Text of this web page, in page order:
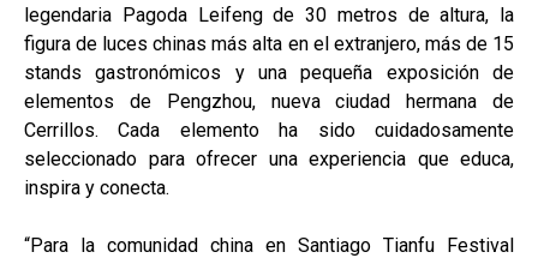
legendaria Pagoda Leifeng de 30 metros de altura, la
figura de luces chinas más alta en el extranjero, más de 15
stands gastronómicos y una pequeña exposición de
elementos de Pengzhou, nueva ciudad hermana de
Cerrillos. Cada elemento ha sido cuidadosamente
seleccionado para ofrecer una experiencia que educa,
inspira y conecta.
“Para la comunidad china en Santiago Tianfu Festival